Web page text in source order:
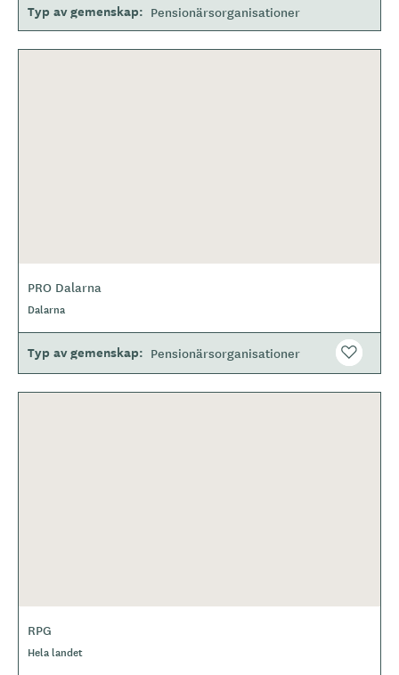
Typ av gemenskap Pensionärsorganisationer
PRO Dalarna
Dalarna
Typ av gemenskap Pensionärsorganisationer
RPG
Hela landet